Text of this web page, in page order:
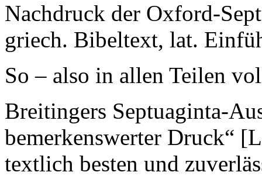
Nachdruck der Oxford-
griech. Bibeltext, lat.
So – also in allen Teilen
Breitingers Septuaginta-
bemerkenswerter Druck“
textlich besten und